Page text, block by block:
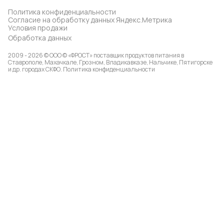
Политика конфиденциальности
Согласие на обработку данных Яндекс.Метрика
Условия продажи
Обработка данных
2009 - 2026 © ООО © «ФРОСТ» поставщик продуктов питания в
Ставрополе, Махачкале, Грозном, Владикавказе, Нальчике, Пятигорске
и др. городах СКФО. Политика конфиденциальности